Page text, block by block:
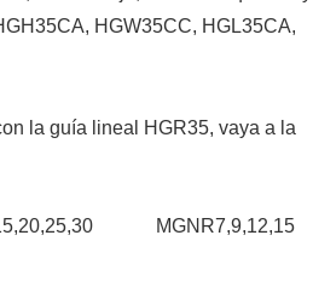
HGW35CC, HGL35CA,
la guía lineal HGR35, vaya a la
MGNR7,9,12,15